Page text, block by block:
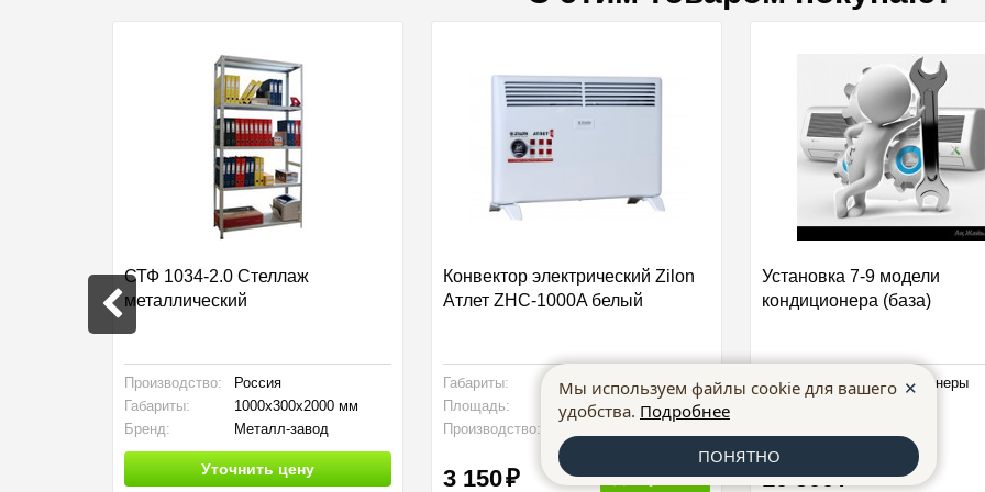
СТФ 1034-2.0 Стеллаж
металлический
Производство:
Россия
Габариты:
1000x300x2000 мм
Бренд:
Металл-завод
Уточнить цену
Конвектор электрический Zilon
Атлет ZHC-1000A белый
Габариты:
460*400*83 мм
Площадь:
10 м кв
Производство:
3 150 Купить
Установка 7-9 модели
кондиционера (база)
Тип : Кондиционеры
10 500
Мы используем файлы cookie для вашего
удобства. Подробнее
✕
ПОНЯТНО